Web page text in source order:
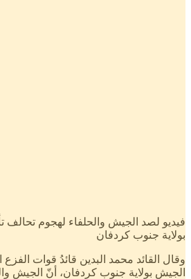
فيديو لصد الجيش والحلفاء لهجوم تحالف
بولاية جنوب كردفان
وقال القائد محمد البدين قائدُ قوات الفزع
الجيش بولاية جنوب كردفان، أنّ الجيش